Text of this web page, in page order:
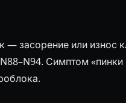
— засорение или износ
Симптом